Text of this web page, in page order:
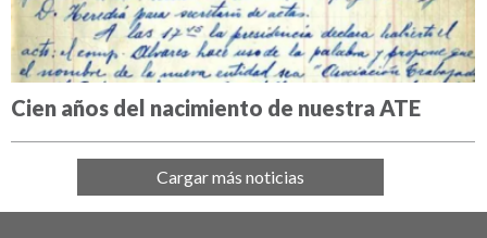
Cien años del nacimiento de nuestra ATE
Cargar más noticias